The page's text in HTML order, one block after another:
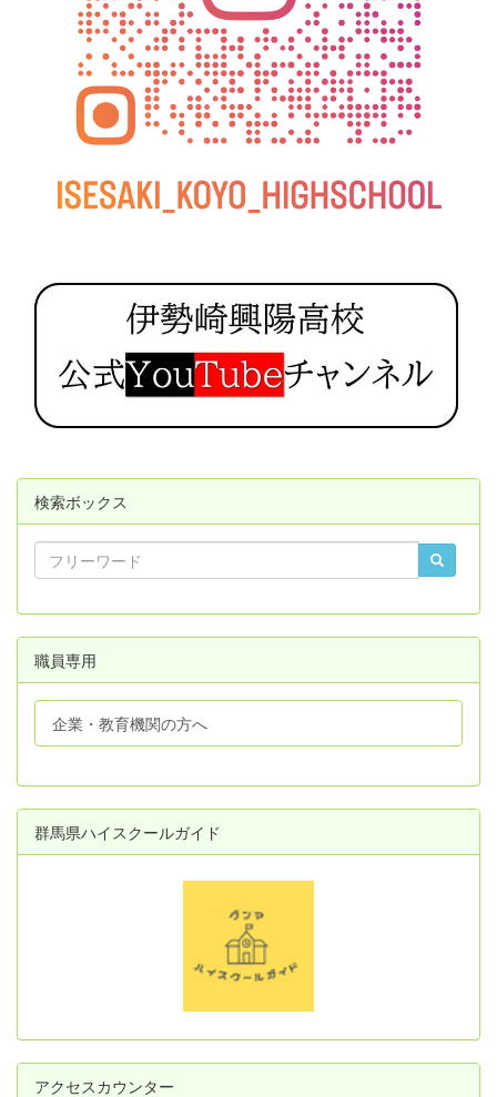
検索ボックス
職員専用
企業・教育機関の方へ
群馬県ハイスクールガイド
アクセスカウンター